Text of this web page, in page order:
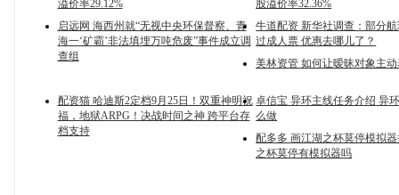
溢价率29.12%
股溢价率32.36%
启远网 海西州就“无视中央环保督察、青
海一‘矿霸’非法填埋万吨危废”事件成立调
查组
牛道配资 新华社调查：部分
过成人票 优惠去哪儿了？
美林资管 如何让暧昧对象主
配资猫 哈迪斯2定档9月25日！双重神明祝
福，地狱ARPG！决战时间之神 跨平台存
档支持
卓信宝 异环主线任务介绍 异
么做
配多多 画江湖之杯莫停模拟
之杯莫停有模拟器吗